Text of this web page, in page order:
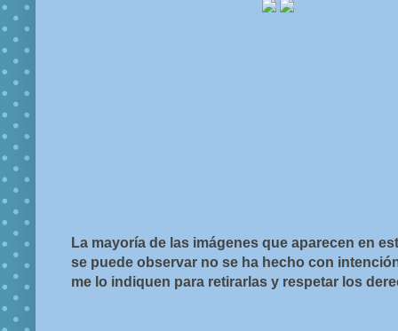
La mayoría de las imágenes que aparecen en
se puede observar no se ha hecho con
me lo indiquen para retirarlas y respetar los